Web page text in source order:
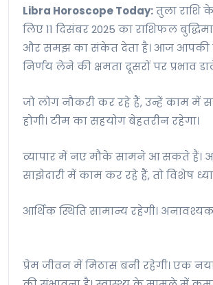
Libra Horoscope Today:तुला राशि
लिए 11 दिसंबर 2025 का राशिफल
और समझ का संकेत देता है। आज आपकी
निर्णय लेने की क्षमता दूसरों पर प्रभाव
जो लोग नौकरी कर रहे हैं, उन्हें काम में
होगी। टीम का सहयोग बेहतरीन रहेगा।
व्यापार में नए मौके सामने आ सकते हैं।
साझेदारी में काम कर रहे हैं, तो विशेष
आर्थिक स्थिति सामान्य रहेगी।
प्रेम जीवन में मिठास बनी रहेगी। एक